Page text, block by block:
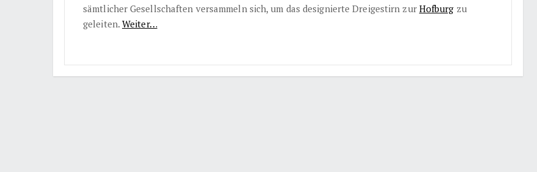
sämtlicher Gesellschaften versammeln sich, um das designierte Dreigestirn zur Hofburg zu
geleiten. Weiter…